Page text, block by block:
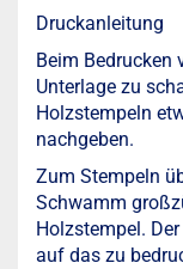
Druckanleitung
Beim Bedrucken
Unterlage zu
Holzstempeln
nachgeben.
Zum Stempeln
Schwamm
Holzstempel.
auf das zu